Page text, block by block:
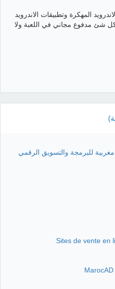
المهكرة وتطبيقات الاندرويد
شئ مدفوع مجاني في اللعبة ولا
للبرمجة والتسويق الرقمي
Sites de vente en